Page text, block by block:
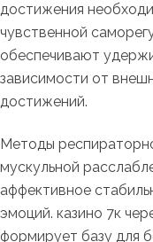
достижения
чувственной
обеспечивают
зависимости от
достижений.
Методы
мускульной
аффективное
эмоций. казино 7к
формирует базу для